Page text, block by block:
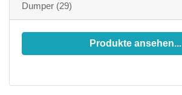
Dumper (29)
Produkte ansehen...